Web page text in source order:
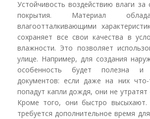
Устойчивость воздействию влаги за
покрытия. Материал
влагоотталкивающими
сохраняет все свои качества в
влажности. Это позволяет
улице. Например, для создания
особенность будет полезна и
документов: если даже на них
попадут капли дождя, они не утратят
Кроме того, они быстро высыхают.
требуется дополнительное время